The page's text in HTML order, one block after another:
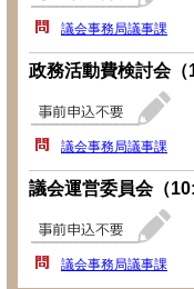
議会事務局議事課
政務活動費検討会（
議会事務局議事課
議会運営委員会（
議会事務局議事課